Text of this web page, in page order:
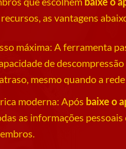
as vantagens
máxima: A ferramenta
de
mesmo quando a
moderna: Após baixe o
as informações